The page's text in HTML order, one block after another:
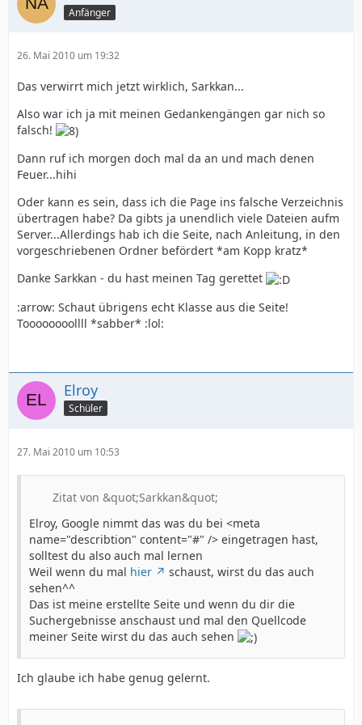
Anfänger
26. Mai 2010 um 19:32
Das verwirrt mich jetzt wirklich, Sarkkan...
Also war ich ja mit meinen Gedankengängen gar nich so
falsch!
Dann ruf ich morgen doch mal da an und mach denen
Feuer...hihi
Oder kann es sein, dass ich die Page ins falsche Verzeichnis
übertragen habe? Da gibts ja unendlich viele Dateien aufm
Server...Allerdings hab ich die Seite, nach Anleitung, in den
vorgeschriebenen Ordner befördert *am Kopp kratz*
Danke Sarkkan - du hast meinen Tag gerettet
:arrow: Schaut übrigens echt Klasse aus die Seite!
Toooooooollll *sabber* :lol:
Elroy
Schüler
27. Mai 2010 um 10:53
Zitat von &quot;Sarkkan&quot;
Elroy, Google nimmt das was du bei <meta
name="describtion" content="#" /> eingetragen hast,
solltest du also auch mal lernen
Weil wenn du mal hier
schaust, wirst du das auch
sehen^^
Das ist meine erstellte Seite und wenn du dir die
Suchergebnisse anschaust und mal den Quellcode
meiner Seite wirst du das auch sehen
Ich glaube ich habe genug gelernt.